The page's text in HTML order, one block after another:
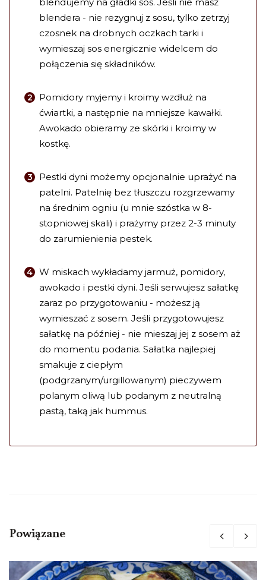
blendera - nie rezygnuj z sosu, tylko zetrzyj
czosnek na drobnych oczkach tarki i
wymieszaj sos energicznie widelcem do
połączenia się składników.
Pomidory myjemy i kroimy wzdłuż na
ćwiartki, a następnie na mniejsze kawałki.
Awokado obieramy ze skórki i kroimy w
kostkę.
Pestki dyni możemy opcjonalnie uprażyć na
patelni. Patelnię bez tłuszczu rozgrzewamy
na średnim ogniu (u mnie szóstka w 8-
stopniowej skali) i prażymy przez 2-3 minuty
do zarumienienia pestek.
W miskach wykładamy jarmuż, pomidory,
awokado i pestki dyni. Jeśli serwujesz sałatkę
zaraz po przygotowaniu - możesz ją
wymieszać z sosem. Jeśli przygotowujesz
sałatkę na później - nie mieszaj jej z sosem aż
do momentu podania. Sałatka najlepiej
smakuje z ciepłym
(podgrzanym/urgillowanym) pieczywem
polanym oliwą lub podanym z neutralną
pastą, taką jak hummus.
Powiązane